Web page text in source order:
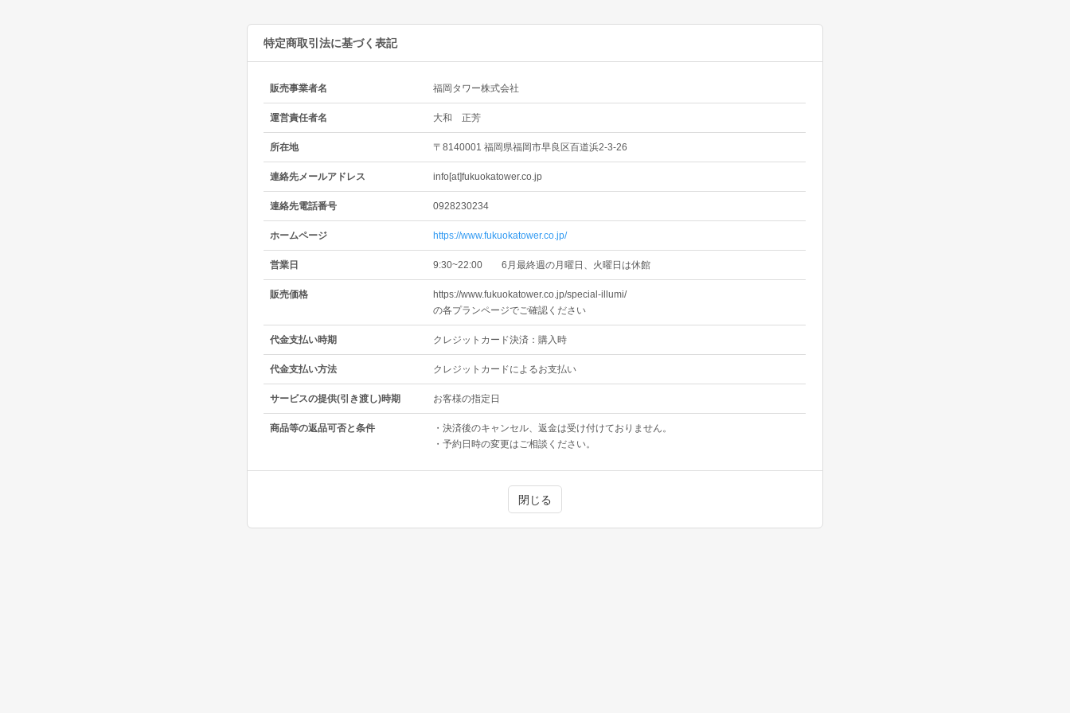
特定商取引法に基づく表記
販売事業者名 福岡タワー株式会社
運営責任者名 大和 正芳
所在地 〒8140001 福岡県福岡市早良区百道浜2-3-26
連絡先メールアドレス info[at]fukuokatower.co.jp
連絡先電話番号 0928230234
ホームページ https://www.fukuokatower.co.jp/
営業日 9:30~22:00 6月最終週の月曜日、火曜日は休館
販売価格
https://www.fukuokatower.co.jp/special-illumi/
の各プランページでご確認ください
代金支払い時期 クレジットカード決済：購入時
代金支払い方法 クレジットカードによるお支払い
サービスの提供(引き渡し)時期 お客様の指定日
商品等の返品可否と条件
・決済後のキャンセル、返金は受け付けておりません。
・予約日時の変更はご相談ください。
閉じる